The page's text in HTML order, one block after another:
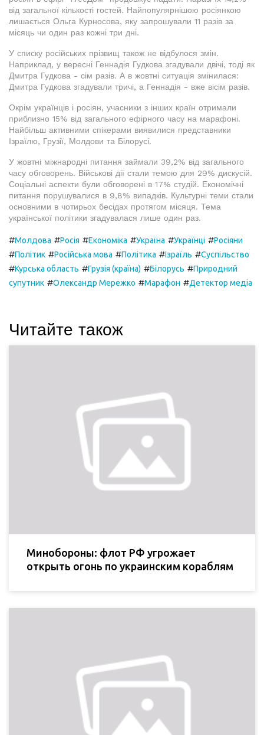
від загальної кількості гостей. Найпопулярнішою росіянкою
лишається Ольга Курносова, яку запрошували 11 разів за
місяць чи один раз кожні три дні.
У списку російських прізвищ також не відбулося змін.
Наприклад, у вересні Геннадія Гудкова згадували двічі, тоді як
Дмитра Гудкова - сім разів. А в жовтні ситуація змінилася:
Дмитра Гудкова згадували тричі, а Геннадія - вже вісім разів.
Окрім українців і росіян, учасники з інших країн отримали
приблизно 15% від загального ефірного часу на марафоні.
Найбільш активними спікерами виявилися представники
Ізраїлю, Грузії, Молдови та Білорусі.
У жовтні міжнародні питання займали 39,2% від загального
часу обговорень. Військові дії стали темою для 29% дискусій.
Соціальні аспекти були обговорені в 17% студій. Економічні
питання порушувалися в 9,8% випадків. Культурні теми стали
основними в чотирьох бесідах протягом місяця. Тема
української політики згадувалася лише один раз.
#Молдова #Росія #Економіка #Україна #Українці #Росіяни
#Політик #Російська мова #Політика #Ізраїль #Суспільство
#Курська область #Грузія (країна) #Білорусь #Природний
супутник #Олександр Мережко #Марафон #Детектор медіа
Читайте також
Минобороны: флот РФ угрожает
открыть огонь по украинским кораблям